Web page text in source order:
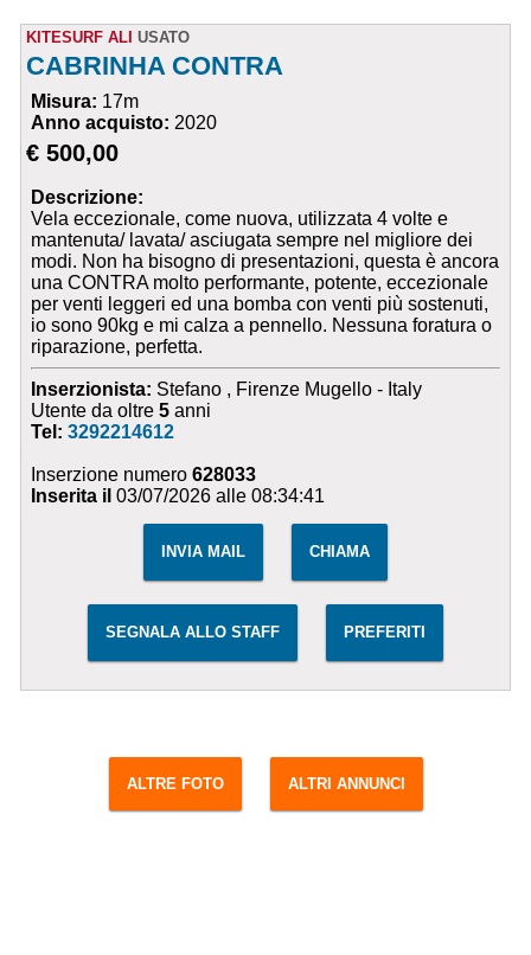
KITESURF ALI USATO
CABRINHA CONTRA
Misura: 17m
Anno acquisto: 2020
€ 500,00
Descrizione:
Vela eccezionale, come nuova, utilizzata 4 volte e
mantenuta/ lavata/ asciugata sempre nel migliore dei
modi. Non ha bisogno di presentazioni, questa è ancora
una CONTRA molto performante, potente, eccezionale
per venti leggeri ed una bomba con venti più sostenuti,
io sono 90kg e mi calza a pennello. Nessuna foratura o
riparazione, perfetta.
Inserzionista: Stefano , Firenze Mugello - Italy
Utente da oltre5 anni
Tel:3292214612
Inserzione numero628033
Inserita il 03/07/2026 alle 08:34:41
INVIA MAIL CHIAMA
SEGNALA ALLO STAFF PREFERITI
ALTRE FOTO ALTRI ANNUNCI